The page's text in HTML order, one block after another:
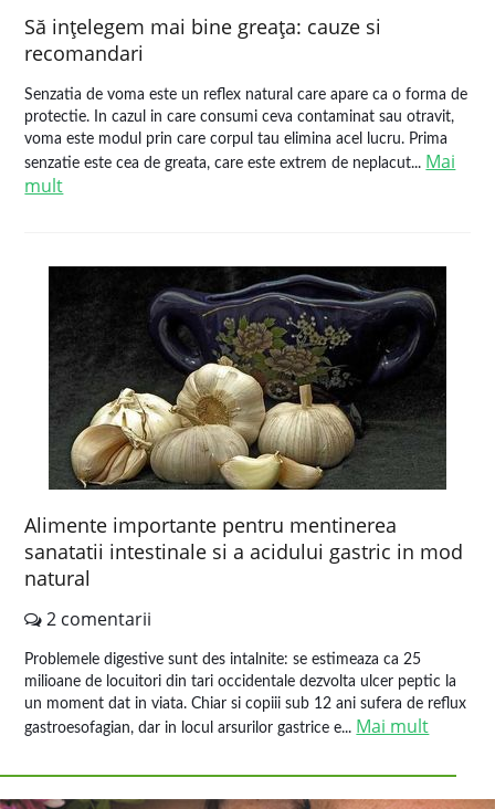
Să inţelegem mai bine greaţa: cauze si
recomandari
Senzatia de voma este un reflex natural care apare ca o forma de
protectie. In cazul in care consumi ceva contaminat sau otravit,
voma este modul prin care corpul tau elimina acel lucru. Prima
senzatie este cea de greata, care este extrem de neplacut... Mai
mult
Alimente importante pentru mentinerea
sanatatii intestinale si a acidului gastric in mod
natural
2 comentarii
Problemele digestive sunt des intalnite: se estimeaza ca 25
milioane de locuitori din tari occidentale dezvolta ulcer peptic la
un moment dat in viata. Chiar si copiii sub 12 ani sufera de reflux
gastroesofagian, dar in locul arsurilor gastrice e... Mai mult